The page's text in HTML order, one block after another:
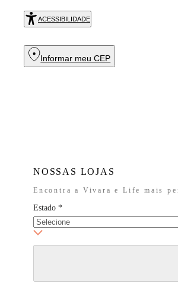
ACESSIBILIDADE
Informar meu CEP
NOSSAS LOJAS
Encontra a Vivara e Life mais
Estado *